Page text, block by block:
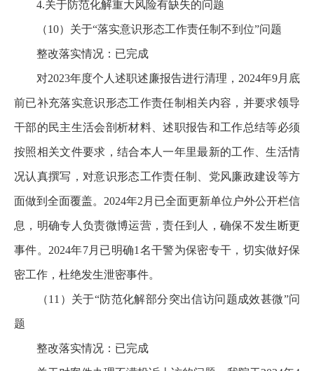
4.关于防范化解重大风险有缺失的问题
（10）关于“落实意识形态工作责任制不到位”问题
整改落实情况：已完成
对2023年度个人述职述廉报告进行清理，2024年9月底
前已补充落实意识形态工作责任制相关内容，并要求领导
干部的民主生活会剖析材料、述职报告和工作总结等必须
按照相关文件要求，结合本人一年里最新的工作、生活情
况认真撰写，对意识形态工作责任制、党风廉政建设等方
面做到全面覆盖。2024年2月已全面更新单位户外公开栏信
息，明确专人负责微博运营，责任到人，确保不发生断更
事件。2024年7月已明确1名干警为保密专干，切实做好保
密工作，杜绝发生泄密事件。
（11）关于“防范化解部分突出信访问题成效甚微”问
题
整改落实情况：已完成